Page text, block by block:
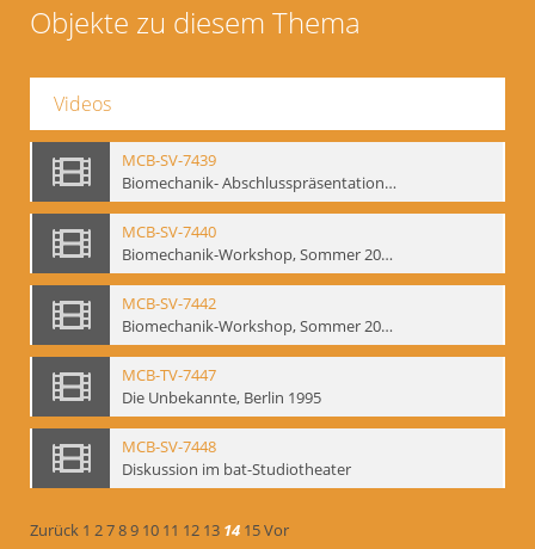
Objekte zu diesem Thema
Videos
MCB-SV-7439
Biomechanik- Abschlusspräsentation des Workshops Sommer 2001
MCB-SV-7440
Biomechanik-Workshop, Sommer 2002
MCB-SV-7442
Biomechanik-Workshop, Sommer 2003
MCB-TV-7447
Die Unbekannte, Berlin 1995
MCB-SV-7448
Diskussion im bat-Studiotheater
Zurück 1 2789 10 11 12 13 14 15Vor